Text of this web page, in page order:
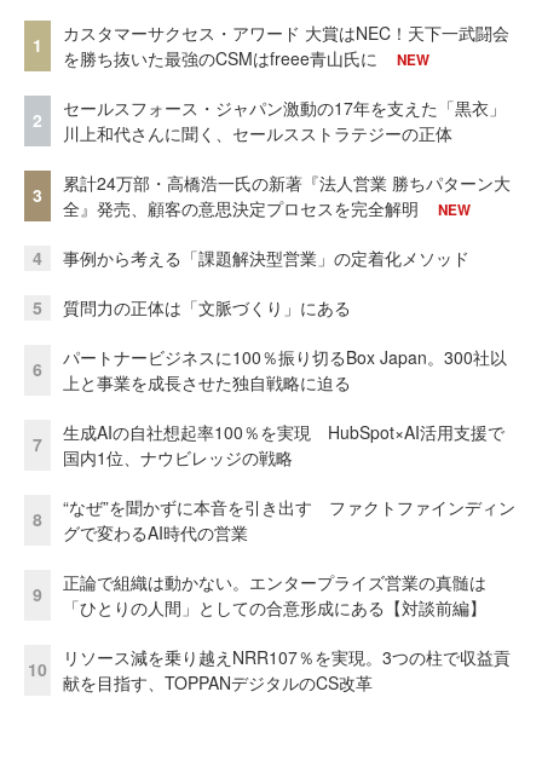
1
カスタマーサクセス・アワード 大賞はNEC！天下一武闘会
を勝ち抜いた最強のCSMはfreee青山氏に
NEW
2
セールスフォース・ジャパン激動の17年を支えた「黒衣」
川上和代さんに聞く、セールスストラテジーの正体
3
累計24万部・高橋浩一氏の新著『法人営業 勝ちパターン大
全』発売、顧客の意思決定プロセスを完全解明
NEW
4 事例から考える「課題解決型営業」の定着化メソッド
5 質問力の正体は「文脈づくり」にある
6
パートナービジネスに100％振り切るBox Japan。300社以
上と事業を成長させた独自戦略に迫る
7
生成AIの自社想起率100％を実現 HubSpot×AI活用支援で
国内1位、ナウビレッジの戦略
8
“なぜ”を聞かずに本音を引き出す ファクトファインディン
グで変わるAI時代の営業
9
正論で組織は動かない。エンタープライズ営業の真髄は
「ひとりの人間」としての合意形成にある【対談前編】
10
リソース減を乗り越えNRR107％を実現。3つの柱で収益貢
献を目指す、TOPPANデジタルのCS改革